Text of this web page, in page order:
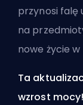
przynosi falę
na
nowe życie
Ta
wzrost